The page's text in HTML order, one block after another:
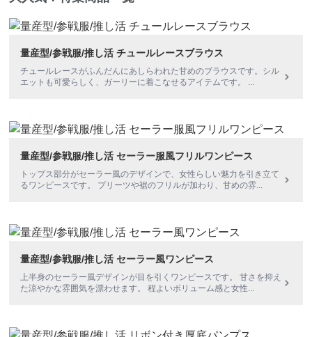
量産型/参戦服/推し活 チュールレースブラウス
チュールレースがふんだんにあしらわれた甘めのブラウスです。シル
エットも可愛らしく、ガーリーに着こなせるアイテムです。 ...
量産型/参戦服/推し活 セーラー服風フリルワンピース
トップス部分がセーラー風のデザインで、女性らしい魅力を引き立て
るワンピースです。 プリーツや裾のフリルが加わり、甘めの雰...
量産型/参戦服/推し活 セーラー風ワンピース
上半身のセーラー風デザインが目を引くワンピースです。 甘さを抑え
た涼やかな雰囲気を漂わせます。 程よいボリューム感と女性...